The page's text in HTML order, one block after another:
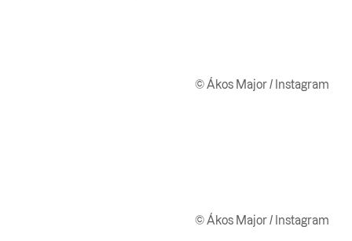
© Ákos Major / Instagram
© Ákos Major / Instagram